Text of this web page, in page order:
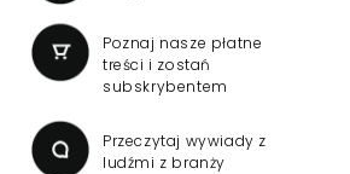
Poznaj nasze płatne
treści i zostań
subskrybentem
Przeczytaj wywiady z
ludźmi z branży